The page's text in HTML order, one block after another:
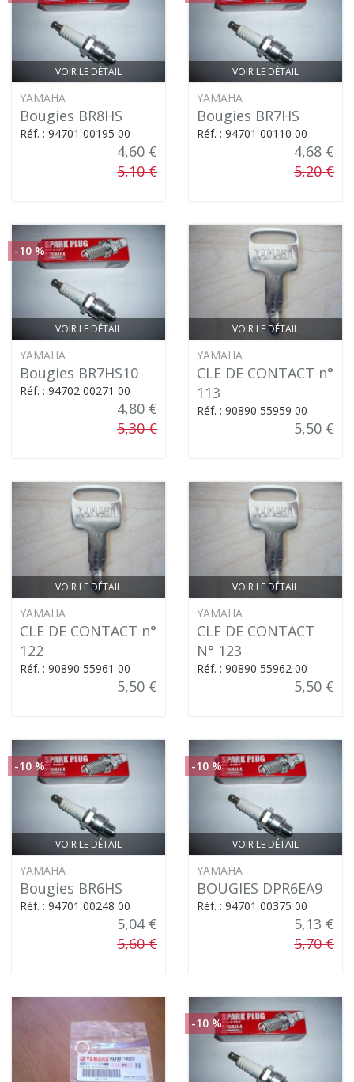
VOIR LE DÉTAIL
YAMAHA
Bougies BR8HS
Réf. : 94701 00195 00
4,60 €
5,10 €
VOIR LE DÉTAIL
YAMAHA
Bougies BR7HS
Réf. : 94701 00110 00
4,68 €
5,20 €
VOIR LE DÉTAIL
-10 %
YAMAHA
Bougies BR7HS10
Réf. : 94702 00271 00
4,80 €
5,30 €
VOIR LE DÉTAIL
YAMAHA
CLE DE CONTACT n°
113
Réf. : 90890 55959 00
5,50 €
VOIR LE DÉTAIL
YAMAHA
CLE DE CONTACT n°
122
Réf. : 90890 55961 00
5,50 €
VOIR LE DÉTAIL
YAMAHA
CLE DE CONTACT
N° 123
Réf. : 90890 55962 00
5,50 €
VOIR LE DÉTAIL
-10 %
YAMAHA
Bougies BR6HS
Réf. : 94701 00248 00
5,04 €
5,60 €
VOIR LE DÉTAIL
-10 %
YAMAHA
BOUGIES DPR6EA9
Réf. : 94701 00375 00
5,13 €
5,70 €
-10 %